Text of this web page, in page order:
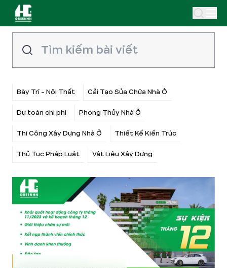
Bày Trí - Nội Thất Cải Tạo Sửa Chữa Nhà Ở
Dự toán chi phí Phong Thủy Nhà Ở
Thi Công Xây Dựng Nhà Ở Thiết Kế Kiến Trúc
Thủ Tục Pháp Luật Vật Liệu Xây Dựng